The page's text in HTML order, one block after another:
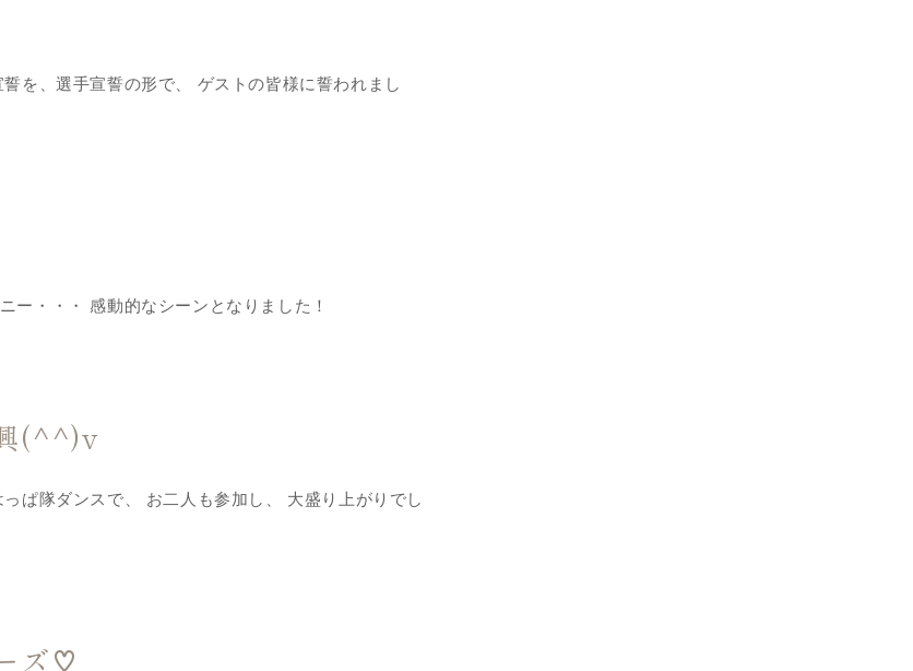
を、選手宣誓の形で、 ゲストの皆様に誓われまし
ー・・・ 感動的なシーンとなりました！
(^^)v
ぱ隊ダンスで、 お二人も参加し、 大盛り上がりでし
ズ♡